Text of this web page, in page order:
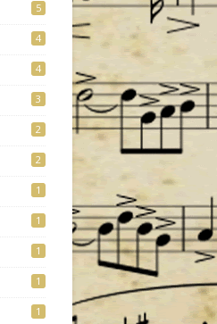
5
4
4
3
2
2
1
1
1
1
1